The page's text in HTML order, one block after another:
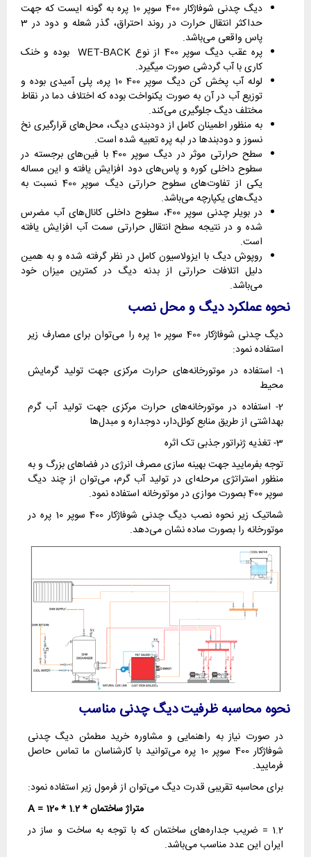
دیگ چدنی شوفاژکار 400 سوپر 10 پره به گونه ایست که جهت
حداکثر انتقال حرارت در روند احتراق، گذر شعله و دود در 3
پاس واقعی می‌باشد.
پره عقب دیگ سوپر 400 از نوع WET-BACK بوده و خنک
کاری با آب گردشی صورت میگیرد.
لوله آب پخش کن دیگ سوپر 400 10 پره، پلی آمیدی بوده و
توزیع آب در آن به صورت یکنواخت بوده که اختلاف دما در نقاط
مختلف دیگ جلوگیری می‌کند.
به منظور اطمینان کامل از دودبندی دیگ، محل‌های قرارگیری نخ
نسوز و دودبندها در لبه پره تعبیه شده است.
سطح حرارتی موثر در دیگ سوپر 400 با فین‌های برجسته در
سطوح داخلی کوره و پاس‌های دود افزایش یافته و این مساله
یکی از تفاوت‌های سطوح حرارتی دیگ سوپر 400 نسبت به
دیگ‌های یکپارچه می‌باشد.
در بویلر چدنی سوپر 400، سطوح داخلی کانال‌های آب مضرس
شده و در نتیجه سطح انتقال حرارتی سمت آب افزایش یافته
است.
روپوش دیگ با ایزولاسیون کامل در نظر گرفته شده و به همین
دلیل اتلافات حرارتی از بدنه دیگ در کمترین میزان خود
می‌باشد.
نحوه عملکرد دیگ و محل نصب
دیگ چدنی شوفاژکار 400 سوپر 10 پره را می‌توان برای مصارف زیر
استفاده نمود:
1- استفاده در موتورخانه‌های حرارت مرکزی جهت تولید گرمایش
محیط
2- استفاده در موتورخانه‌های حرارت مرکزی جهت تولید آب گرم
بهداشتی از طریق منابع کوئل‌دار، دوجداره و مبدل‌ها
3- تغذیه ژنراتور جذبی تک اثره
توجه بفرمایید جهت بهینه سازی مصرف انرژی در فضاهای بزرگ و به
منظور استراتژی مرحله‌ای در تولید آب گرم، می‌توان از چند دیگ
سوپر 400 بصورت موازی در موتورخانه استفاده نمود.
شماتیک زیر نحوه نصب دیگ چدنی شوفاژکار 400 سوپر 10 پره در
موتورخانه را بصورت ساده نشان می‌دهد.
نحوه محاسبه ظرفیت دیگ چدنی مناسب
در صورت نیاز به راهنمایی و مشاوره خرید مطمئن دیگ چدنی
شوفاژکار 400 سوپر 10 پره می‌توانید با کارشناسان ما تماس حاصل
فرمایید.
برای محاسبه تقریبی قدرت دیگ می‌توان از فرمول زیر استفاده نمود:
متراژ ساختمان * 1.2 * 120 = A
1.2 = ضریب جداره‌های ساختمان که با توجه به ساخت و ساز در
ایران این عدد مناسب می‌باشد.